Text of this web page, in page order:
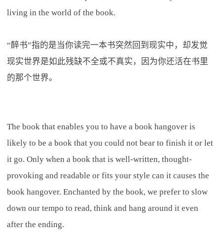
living in the world of the book.
“醉书”指的是当你读完一本书突然回到现实中，却发觉
现实世界是如此残缺不全或不真实，因为你还活在书里
的那个世界。
The book that enables you to have a book hangover is
likely to be a book that you could not bear to finish it or let
it go. Only when a book that is well-written, thought-
provoking and readable or fits your style can it causes the
book hangover. Enchanted by the book, we prefer to slow
down our tempo to read, think and hang around it even
after the ending.